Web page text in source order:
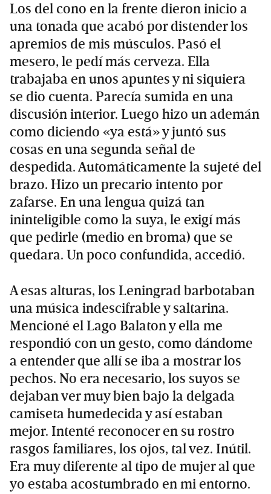
Los del cono en la frente dieron inicio a
una tonada que acabó por distender los
apremios de mis músculos. Pasó el
mesero, le pedí más cerveza. Ella
trabajaba en unos apuntes y ni siquiera
se dio cuenta. Parecía sumida en una
discusión interior. Luego hizo un ademán
como diciendo «ya está» y juntó sus
cosas en una segunda señal de
despedida. Automáticamente la sujeté del
brazo. Hizo un precario intento por
zafarse. En una lengua quizá tan
ininteligible como la suya, le exigí más
que pedirle (medio en broma) que se
quedara. Un poco confundida, accedió.
A esas alturas, los Leningrad barbotaban
una música indescifrable y saltarina.
Mencioné el Lago Balaton y ella me
respondió con un gesto, como dándome
a entender que allí se iba a mostrar los
pechos. No era necesario, los suyos se
dejaban ver muy bien bajo la delgada
camiseta humedecida y así estaban
mejor. Intenté reconocer en su rostro
rasgos familiares, los ojos, tal vez. Inútil.
Era muy diferente al tipo de mujer al que
yo estaba acostumbrado en mi entorno.